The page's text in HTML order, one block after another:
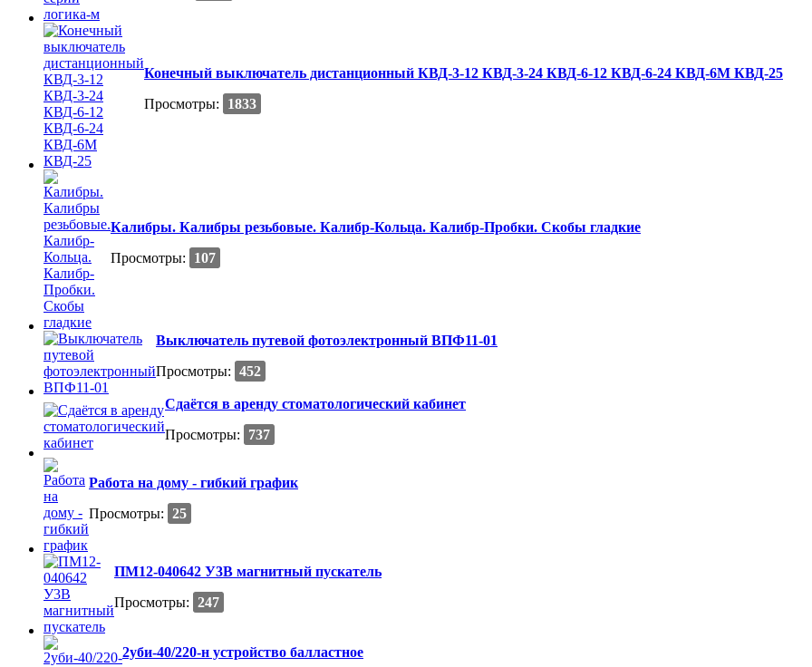
Конечный выключатель дистанционный КВД-3-12 КВД-3-24 КВД-6-12 КВД-6-24 КВД-6М КВД-25
Просмотры:
1833
Калибры. Калибры резьбовые. Калибр-Кольца. Калибр-Пробки. Скобы гладкие
Просмотры:
107
Выключатель путевой фотоэлектронный ВПФ11-01
Просмотры: 452
Сдаётся в аренду стоматологический кабинет
Просмотры:
737
Работа на дому - гибкий график
Просмотры: 25
ПМ12-040642 У3В магнитный пускатель
Просмотры: 247
2уби-40/220-н устройство балластное